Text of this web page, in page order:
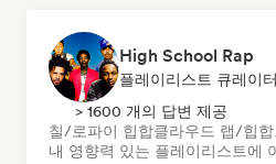
High School Rap
플레이리스트 큐레이터
> 1600 개의 답변 제공
칠/로파이 힙합클라우드 랩/힙합
내 영향력 있는 플레이리스트에